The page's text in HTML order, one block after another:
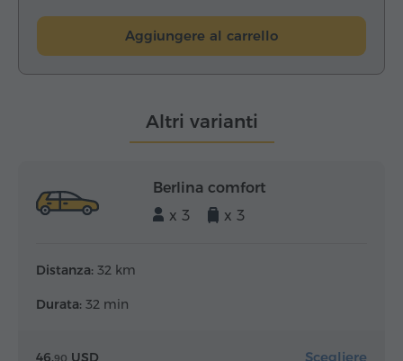
Aggiungere al carrello
Altri varianti
Berlina comfort
x 3
x 3
Distanza: 32 km
Durata: 32 min
46.90 USD Scegliere